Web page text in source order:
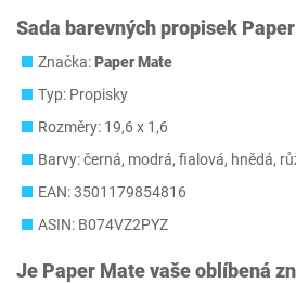
Sada barevných propisek
Značka:Paper Mate
Typ: Propisky
Rozměry: 19,6 x 1,6
Barvy: černá, modrá, fialová, hnědá,
EAN: 3501179854816
ASIN: B074VZ2PYZ
Je Paper Matevaše oblíbená